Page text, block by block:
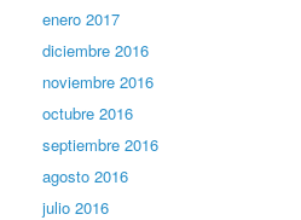
enero 2017
diciembre 2016
noviembre 2016
octubre 2016
septiembre 2016
agosto 2016
julio 2016